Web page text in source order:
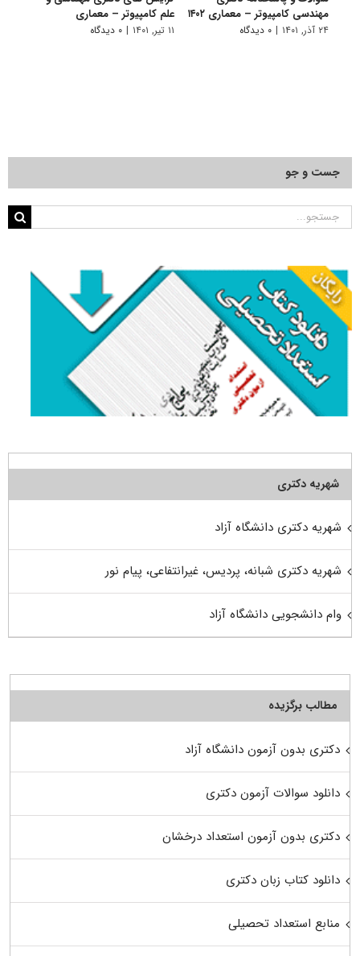
مهندسی کامپیوتر – معماری ۱۴۰۲
۲۴ آذر, ۱۴۰۱ | ۰ دیدگاه
علم کامپیوتر – معماری
۱۱ تیر, ۱۴۰۱ | ۰ دیدگاه
جست و جو
جستجو
شهریه دکتری
شهریه دکتری دانشگاه آزاد
شهریه دکتری شبانه، پردیس، غیرانتفاعی، پیام نور
وام دانشجویی دانشگاه آزاد
مطالب برگزیده
دکتری بدون آزمون دانشگاه آزاد
دانلود سوالات آزمون دکتری
دکتری بدون آزمون استعداد درخشان
دانلود کتاب زبان دکتری
منابع استعداد تحصیلی